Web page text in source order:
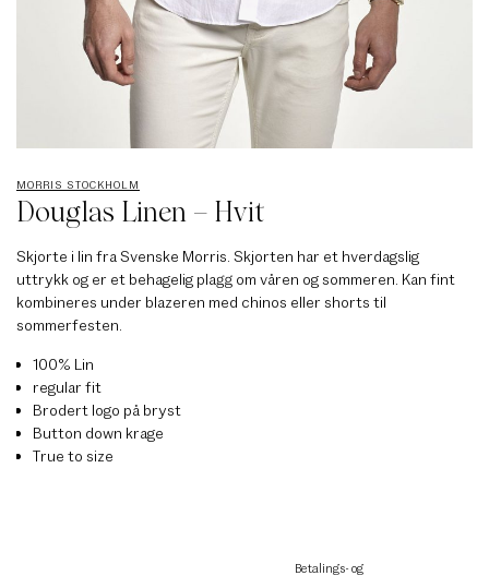
MORRIS STOCKHOLM
Douglas Linen – Hvit
Skjorte i lin fra Svenske Morris. Skjorten har et hverdagslig
uttrykk og er et behagelig plagg om våren og sommeren. Kan fint
kombineres under blazeren med chinos eller shorts til
sommerfesten.
100% Lin
regular fit
Brodert logo på bryst
Button down krage
True to size
Betalings- og